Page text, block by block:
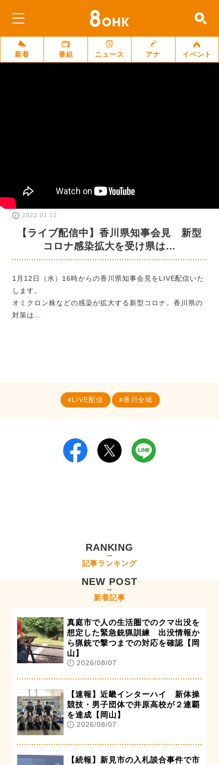
新着 番組 ニュース アナ イベント
2022.01.12
【ライブ配信中】香川県知事会見 新型
コロナ感染拡大を受け県は…
1月12日（水）16時からの香川県知事会見をLIVE配信いた
します。
オミクロン株などの感染が拡大する新型コロナ。香川県の
対策は…
LIVE配信 香川全域
RANKING
記事ランキング
NEW POST
新着記事
真庭市で人の生活圏でのクマ出没を
想定した緊急銃猟訓練 出没情報か
ら猟銃で撃つまでの対応を確認【岡
山】
2026/08/07
【速報】近畿インターハイ 新体操
競技・男子団体で井原高校が２連覇
を達成【岡山】
2026/08/07
【続報】新見市の入札談合事件で市